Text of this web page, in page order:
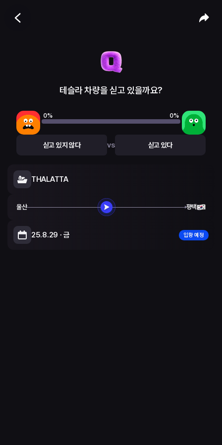
테슬라 차량을 싣고 있을까요?
0% 0%
싣고 있지 않다 vs 싣고 있다
THALATTA
울산 평택
25.8.29 ∙ 금 입항 예정